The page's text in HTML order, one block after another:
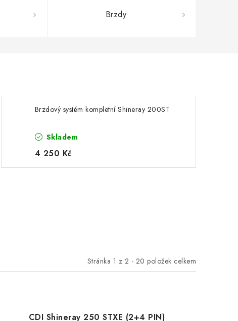
Brzdy
Brzdový systém kompletní Shineray 200ST
Skladem
4 250 Kč
Stránka 1 z 2 - 20 položek celkem
CDI Shineray 250 STXE (2+4 PIN)